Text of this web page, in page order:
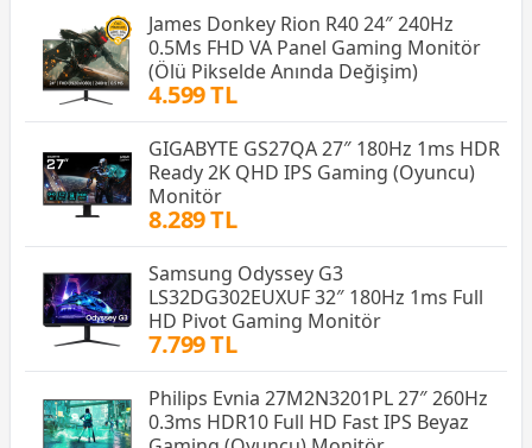
James Donkey Rion R40 24″ 240Hz
0.5Ms FHD VA Panel Gaming Monitör
(Ölü Pikselde Anında Değişim)
4.599 TL
GIGABYTE GS27QA 27″ 180Hz 1ms HDR
Ready 2K QHD IPS Gaming (Oyuncu)
Monitör
8.289 TL
Samsung Odyssey G3
LS32DG302EUXUF 32″ 180Hz 1ms Full
HD Pivot Gaming Monitör
7.799 TL
Philips Evnia 27M2N3201PL 27″ 260Hz
0.3ms HDR10 Full HD Fast IPS Beyaz